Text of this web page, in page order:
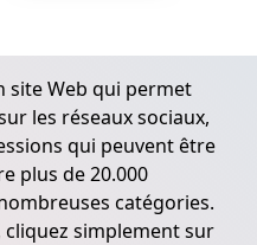
site Web qui permet
les réseaux sociaux,
qui peuvent être
plus de 20.000
catégories.
simplement sur